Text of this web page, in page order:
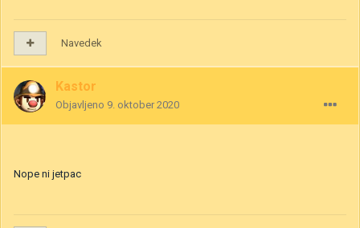
Navedek
Kastor
Objavljeno 9. oktober 2020
Nope ni jetpac